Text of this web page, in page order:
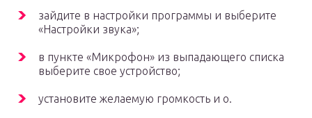
зайдите в настройки программы и выберите
«Настройки звука»;
в пункте «Микрофон» из выпадающего списка
выберите свое устройство;
установите желаемую громкость и о.